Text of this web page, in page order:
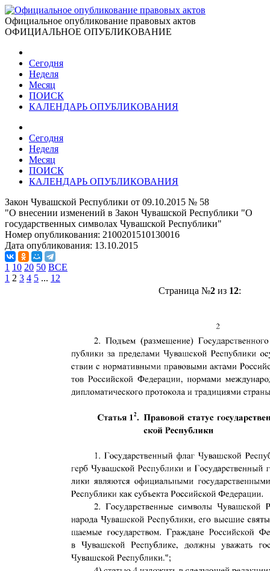
Официальное опубликование правовых актов
ОФИЦИАЛЬНОЕ ОПУБЛИКОВАНИЕ
Сегодня
Неделя
Месяц
ПОИСК
КАЛЕНДАРЬ ОПУБЛИКОВАНИЯ
Сегодня
Неделя
Месяц
ПОИСК
КАЛЕНДАРЬ ОПУБЛИКОВАНИЯ
Закон Чувашской Республики от 09.10.2015 № 58
"О внесении изменений в Закон Чувашской Республики "О
государственных символах Чувашской Республики"
Номер опубликования: 2100201510130016
Дата опубликования: 13.10.2015
1 10 20 50 ВСЕ
1 2 3 4 5 ... 12
Страница №2из 12: